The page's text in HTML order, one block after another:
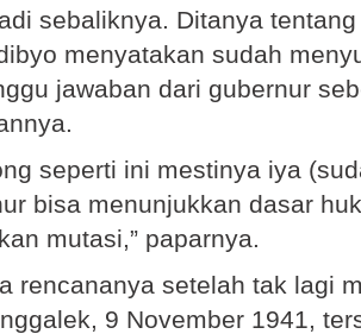
sebaliknya. Ditanya
menyatakan sudah
jawaban dari gubernur
seperti ini mestinya iya
bisa menunjukkan dasar
mutasi,” paparnya.
rencananya setelah tak lagi
9 November 1941,